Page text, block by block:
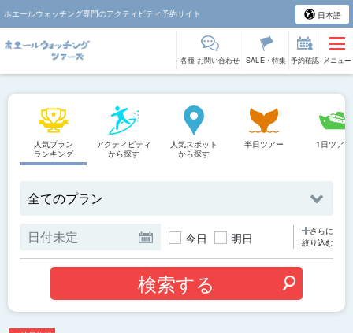
ホエールウォッチング専門のアクティビティ予約サイト 日本語
各種 お問い合わせ SALE・特集 予約確認 メニュー
人気プラン
ランキング
アクティビティ
から探す
人気スポット
から探す
半日ツアー 1日ツアー
今日 明日
さらに
絞り込む